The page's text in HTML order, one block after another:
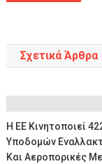
Σχετικά Άρθρα
Η ΕΕ Κινητοποιεί
Υποδομών
Και Αεροπορικές